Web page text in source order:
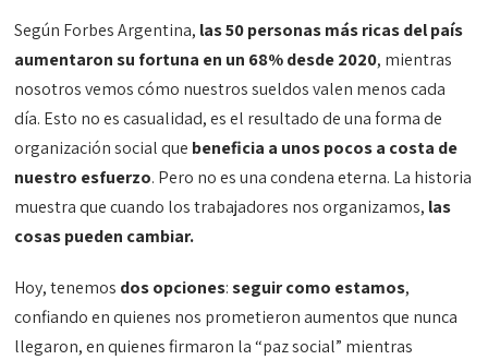
Según Forbes Argentina, las 50 personas más ricas del país
aumentaron su fortuna en un 68% desde 2020, mientras
nosotros vemos cómo nuestros sueldos valen menos cada
día. Esto no es casualidad, es el resultado de una forma de
organización social que beneficia a unos pocos a costa de
nuestro esfuerzo. Pero no es una condena eterna. La historia
muestra que cuando los trabajadores nos organizamos, las
cosas pueden cambiar.
Hoy, tenemos dos opciones:seguir como estamos,
confiando en quienes nos prometieron aumentos que nunca
llegaron, en quienes firmaron la “paz social” mientras